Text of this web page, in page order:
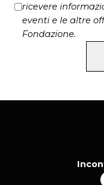
ricevere
eventi e le altre
Fondazione.